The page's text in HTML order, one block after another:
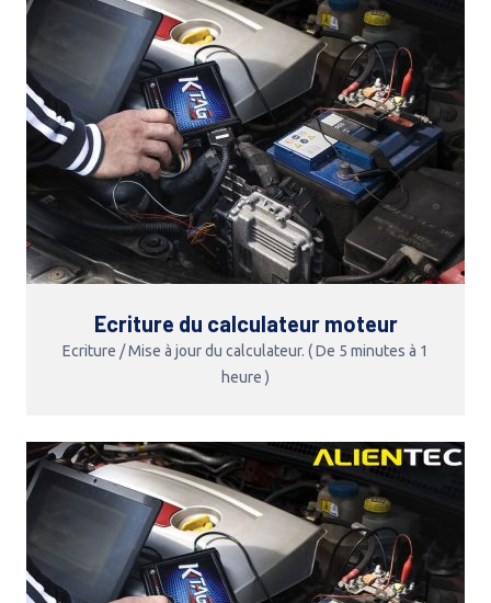
Ecriture du calculateur moteur
Ecriture / Mise à jour du calculateur. ( De 5 minutes à 1
heure )